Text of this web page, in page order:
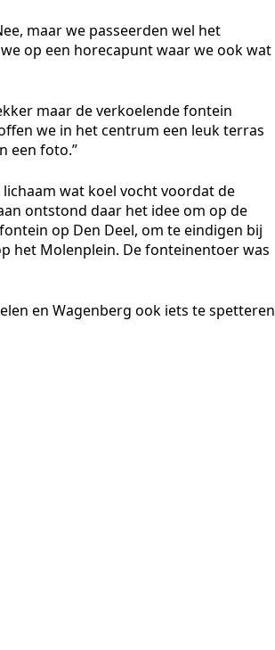
maar we passeerden wel het
op een horecapunt waar we ook wat
maar de verkoelende fontein
we in het centrum een leuk terras
een foto.”
wat koel vocht voordat de
ontstond daar het idee om op de
op Den Deel, om te eindigen bij
het Molenplein. De fonteinentoer was
en Wagenberg ook iets te spetteren